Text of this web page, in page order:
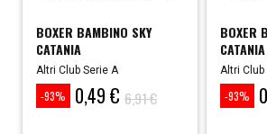
BOXER BAMBINO SKY
CATANIA
Altri Club Serie A
-93%
Prezzo0,49 €
Prezzo
base
6,91 €
BOXER
CATANIA
Altri Club
-93%
base